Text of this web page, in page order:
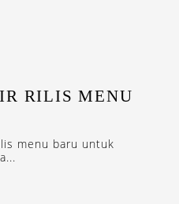
RILIS MENU
menu baru untuk